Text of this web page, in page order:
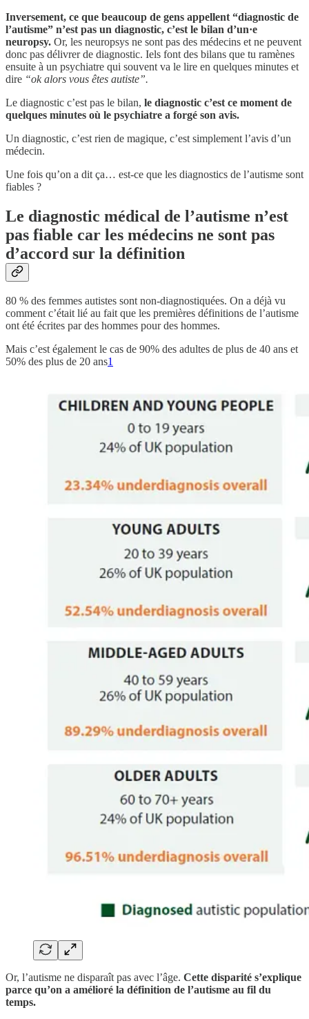
Inversement, ce que beaucoup de gens appellent “diagnostic de
l’autisme” n’est pas un diagnostic, c’est le bilan d’un·e
neuropsy. Or, les neuropsys ne sont pas des médecins et ne peuvent
donc pas délivrer de diagnostic. Iels font des bilans que tu ramènes
ensuite à un psychiatre qui souvent va le lire en quelques minutes et
dire “ok alors vous êtes autiste”.
Le diagnostic c’est pas le bilan, le diagnostic c’est ce moment de
quelques minutes où le psychiatre a forgé son avis.
Un diagnostic, c’est rien de magique, c’est simplement l’avis d’un
médecin.
Une fois qu’on a dit ça… est-ce que les diagnostics de l’autisme sont
fiables ?
Le diagnostic médical de l’autisme n’est
pas fiable car les médecins ne sont pas
d’accord sur la définition
80 % des femmes autistes sont non-diagnostiquées. On a déjà vu
comment c’était lié au fait que les premières définitions de l’autisme
ont été écrites par des hommes pour des hommes.
Mais c’est également le cas de 90% des adultes de plus de 40 ans et
50% des plus de 20 ans1
Or, l’autisme ne disparaît pas avec l’âge. Cette disparité s’explique
parce qu’on a amélioré la définition de l’autisme au fil du
temps.